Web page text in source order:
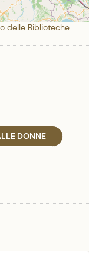
delle Biblioteche
DONNE